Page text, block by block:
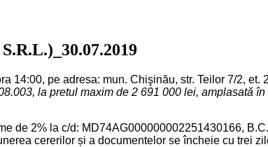
14:00, pe adresa: mun. Chişinău, str. Teilor 7/2, et.
la pretul maxim de 2 691 000 lei, amplasată
de 2% la c/d: MD74AG000000002251430166,
cererilor și a documentelor se încheie cu trei